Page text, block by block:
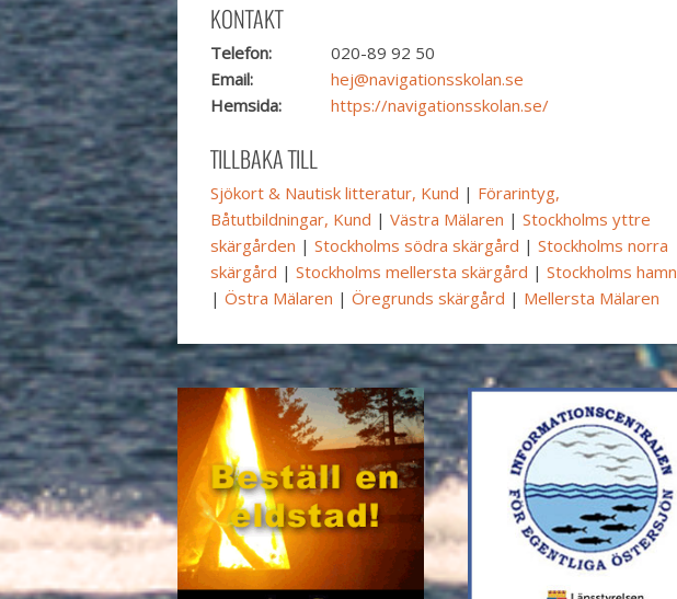
KONTAKT
Telefon:
020-89 92 50
Email:
hej@navigationsskolan.se
Hemsida:
https://navigationsskolan.se/
TILLBAKA TILL
Sjökort & Nautisk litteratur, Kund | Förarintyg,
Båtutbildningar, Kund | Västra Mälaren | Stockholms yttre
skärgården | Stockholms södra skärgård | Stockholms norra
skärgård | Stockholms mellersta skärgård | Stockholms hamn
| Östra Mälaren | Öregrunds skärgård | Mellersta Mälaren